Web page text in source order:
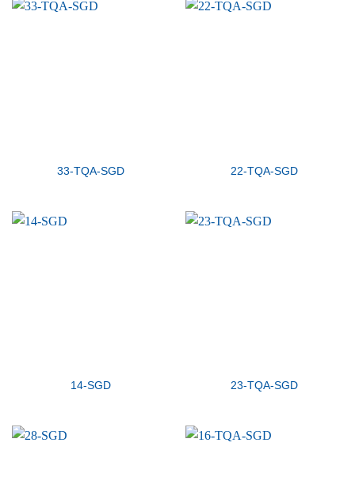
33-TQA-SGD 22-TQA-SGD
14-SGD 23-TQA-SGD